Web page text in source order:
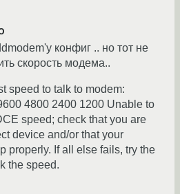
конфиг .. но тот не
скорость модема..
speed to talk to modem:
4800 2400 1200 Unable to
speed; check that you are
device and/or that your
properly. If all else fails, try the
the speed.